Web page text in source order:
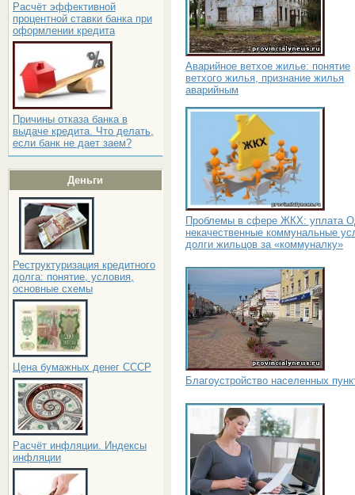
Расчёт эффективной
процентной ставки банка при
оформлении кредита
Причины отказа банка в
выдаче кредита. Что делать,
если банк не дает заем?
Деньги
Реструктуризация кредитного
долга: понятие, условия,
основные схемы
Цена бумажных денег СССР
Расчёт инфляции. Индексы
инфляции
Аварийное ветхое жилье: понятие
ветхого жилья, признание жилья
аварийным
Проблемы в сфере ЖКХ: уплата
некачественные коммунальные
долги жильцов за «коммуналку»
Благоустройство населенных